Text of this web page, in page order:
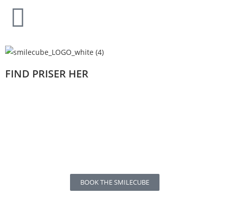
FIND PRISER HER
BOOK THE SMILECUBE